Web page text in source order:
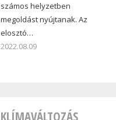
számos helyzetben
megoldást nyújtanak. Az
elosztó…
2022.08.09
KLÍMAVÁLTOZÁS